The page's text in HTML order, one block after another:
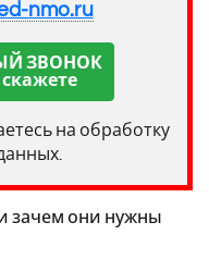
nmo.ru
ЗВОНОК
на обработку
зачем они нужны